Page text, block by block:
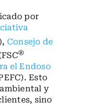
por
Consejo de
®
el Endoso
Esto
y
sino